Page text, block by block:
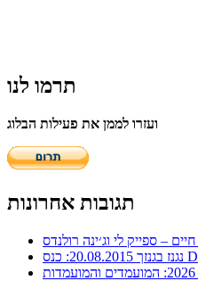
תרמו לנו
ועזרו לממן את פעילות הבלוג
תגובות אחרונות